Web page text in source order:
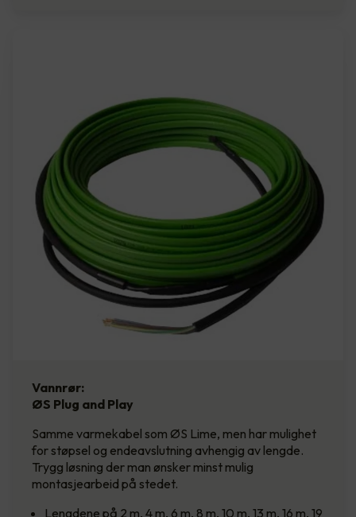
Vannrør:
ØS Plug and Play
Samme varmekabel som ØS Lime, men har mulighet
for støpsel og endeavslutning avhengig av lengde.
Trygg løsning der man ønsker minst mulig
montasjearbeid på stedet.
Lengdene på 2 m, 4 m, 6 m, 8 m, 10 m, 13 m, 16 m, 19